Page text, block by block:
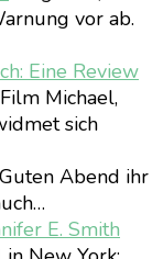
vor ab.
Eine Review
Michael,
sich
Guten Abend ihr
E. Smith